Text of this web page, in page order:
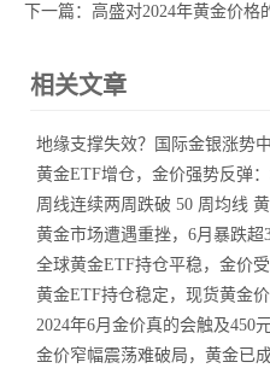
下一篇： 高盛对2024年黄金价格
相关文章
地缘支撑失效？国际金银涨势
黄金ETF增仓，金价强势反弹
周线连续两周跌破 50 周均线
黄金市场遭遇重挫，6月暴跌
全球黄金ETF持仓平稳，金价
黄金ETF持仓稳定，现货黄金
2024年6月金价真的会触及450
金价窄幅震荡难破局，黄金已